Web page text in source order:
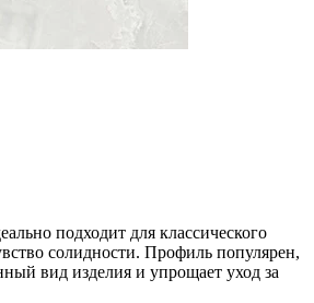
подходит для классического
солидности. Профиль популярен,
вид изделия и упрощает уход за